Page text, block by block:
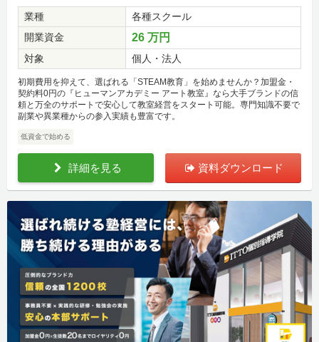
業種
各種スクール
開業資金
26 万円
対象 個人・法人
初期費用を抑えて、選ばれる「STEAM教育」を始めませんか？加盟金・
契約料0円の『ヒューマンアカデミー アート教室』なら大手ブランドの信
頼と万全のサポートで安心して教室経営をスタート可能。専門知識不要で
副業や異業種からの参入実績も豊富です。
低資金で始める
詳細を見る 資料ダウンロード